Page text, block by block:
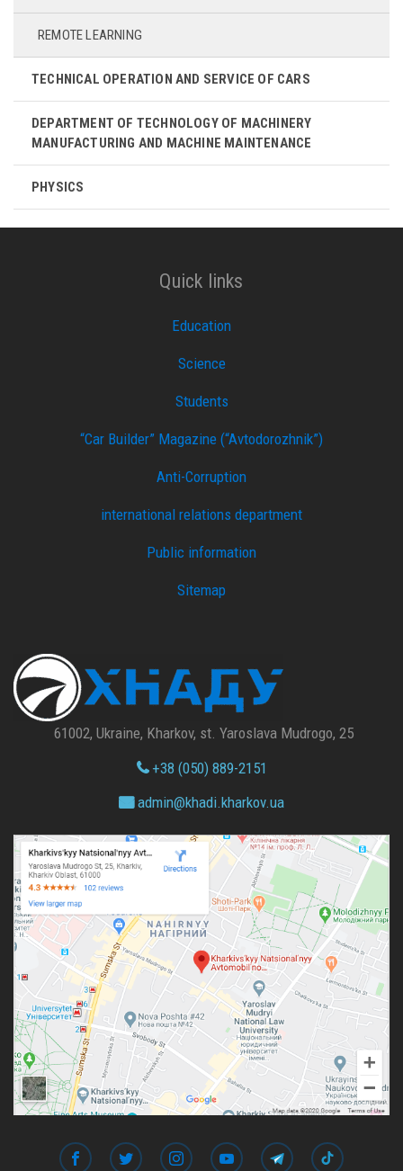
REMOTE LEARNING
TECHNICAL OPERATION AND SERVICE OF CARS
DEPARTMENT OF TECHNOLOGY OF MACHINERY
MANUFACTURING AND MACHINE MAINTENANCE
PHYSICS
Quick links
Education
Science
Students
“Car Builder” Magazine (“Avtodorozhnik”)
Anti-Corruption
international relations department
Public information
Sitemap
61002, Ukraine, Kharkov, st. Yaroslava Mudrogo, 25
+38 (050) 889-2151
admin@khadi.kharkov.ua